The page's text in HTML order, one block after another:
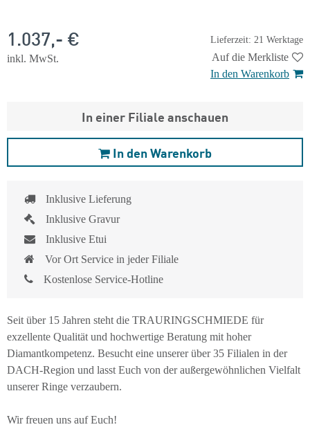
Lieferzeit: 21 Werktage
1.037,- €
inkl. MwSt.
Auf die Merkliste
In den Warenkorb
In einer Filiale anschauen
In den Warenkorb
Inklusive Lieferung
Inklusive Gravur
Inklusive Etui
Vor Ort Service in jeder Filiale
Kostenlose Service-Hotline
Seit über 15 Jahren steht die TRAURINGSCHMIEDE für
exzellente Qualität und hochwertige Beratung mit hoher
Diamantkompetenz. Besucht eine unserer über 35 Filialen in der
DACH-Region und lasst Euch von der außergewöhnlichen Vielfalt
unserer Ringe verzaubern.
Wir freuen uns auf Euch!